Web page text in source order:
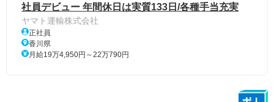
社員デビュー 年間休日は実質133日/各種手当充実
ヤマト運輸株式会社
正社員
香川県
月給19万4,950円～22万790円